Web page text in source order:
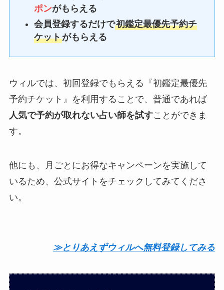
ポンがもらえる
会員登録するだけで初鑑定最優先予約チ
ケットがもらえる
ウィルでは、初回登録でもらえる『初鑑定最優先
予約チケット』を利用することで、普通であれば
人気で予約が取れない占い師を試すことができま
す。
他にも、月ごとにお得なキャンペーンを実施して
いるため、公式サイトをチェックしてみてくださ
い。
≫とりあえずウィルへ無料登録してみる